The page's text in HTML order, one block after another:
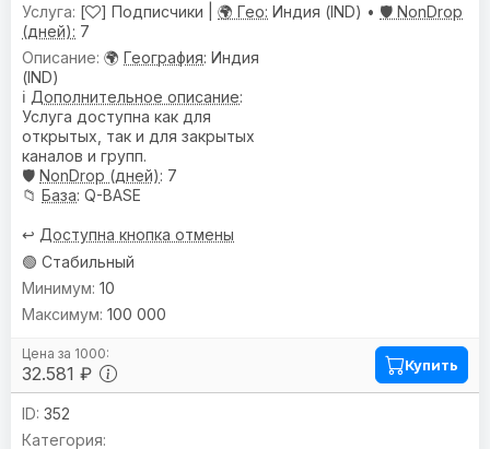
[
] Подписчики | 🌍 Гео: Индия (IND) • 🛡️ NonDrop
(дней): 7
🌍 География: Индия
(IND)
ℹ️ Дополнительное описание:
Услуга доступна как для
открытых, так и для закрытых
каналов и групп.
🛡️ NonDrop (дней): 7
📁 База: Q-BASE
↩️ Доступна кнопка отмены
🟢 Стабильный
32.581 ₽
10
100 000
Купить
352